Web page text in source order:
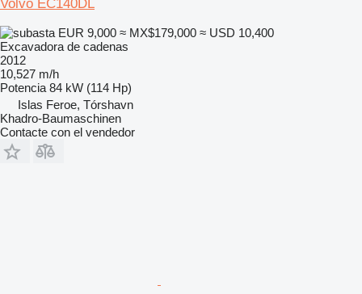
Volvo EC140DL
EUR 9,000 ≈ MX$179,000 ≈ USD 10,400
Excavadora de cadenas
2012
10,527 m/h
Potencia 84 kW (114 Hp)
Islas Feroe, Tórshavn
Khadro-Baumaschinen
Contacte con el vendedor